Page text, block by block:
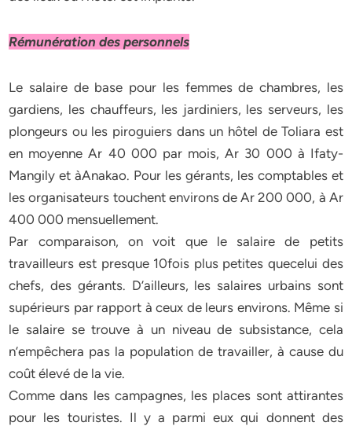
Rémunération des personnels
Le salaire de base pour les femmes de chambres, les
gardiens, les chauffeurs, les jardiniers, les serveurs, les
plongeurs ou les piroguiers dans un hôtel de Toliara est
en moyenne Ar 40 000 par mois, Ar 30 000 à Ifaty-
Mangily et àAnakao. Pour les gérants, les comptables et
les organisateurs touchent environs de Ar 200 000, à Ar
400 000 mensuellement.
Par comparaison, on voit que le salaire de petits
travailleurs est presque 10fois plus petites quecelui des
chefs, des gérants. D’ailleurs, les salaires urbains sont
supérieurs par rapport à ceux de leurs environs. Même si
le salaire se trouve à un niveau de subsistance, cela
n’empêchera pas la population de travailler, à cause du
coût élevé de la vie.
Comme dans les campagnes, les places sont attirantes
pour les touristes. Il y a parmi eux qui donnent des